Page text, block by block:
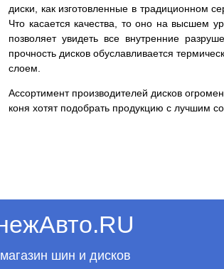
диски, как изготовленные в традиционном
Что касается качества, то оно на высшем
позволяет увидеть все внутренние
прочность дисков обуславливается
слоем.
Ассортимент производителей дисков
коня хотят подобрать продукцию с лучшим
шин и дисков